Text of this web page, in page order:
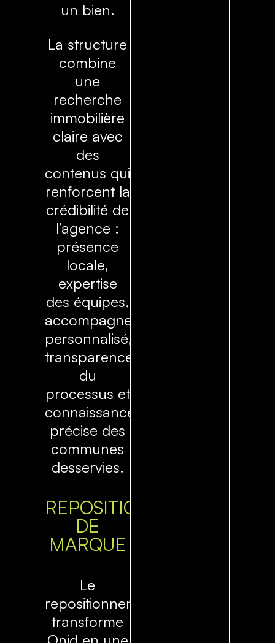
un bien.
La structure
combine
une
recherche
immobilière
claire avec
des
contenus qui
renforcent la
crédibilité de
l’agence :
présence
locale,
expertise
des équipes,
accompagnement
personnalisé,
transparence
du
processus et
connaissance
précise des
communes
desservies.
REPOSITIONNEMENT
DE
MARQUE
Le
repositionnement
transforme